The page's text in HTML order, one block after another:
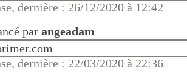
dernière : 26/12/2020 à 12:42
parangeadam
dernière : 22/03/2020 à 22:36